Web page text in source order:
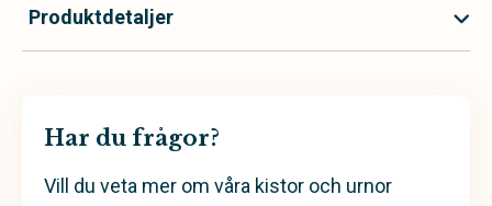
Produktdetaljer
Har du frågor?
Vill du veta mer om våra kistor och urnor